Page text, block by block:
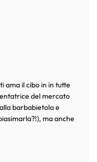
ama il cibo in in tutte
del mercato
barbabietola e
ma anche